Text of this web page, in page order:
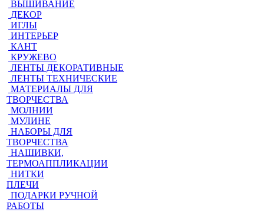
ВЫШИВАНИЕ
ДЕКОР
ИГЛЫ
ИНТЕРЬЕР
КАНТ
КРУЖЕВО
ЛЕНТЫ ДЕКОРАТИВНЫЕ
ЛЕНТЫ ТЕХНИЧЕСКИЕ
МАТЕРИАЛЫ ДЛЯ
ТВОРЧЕСТВА
МОЛНИИ
МУЛИНЕ
НАБОРЫ ДЛЯ
ТВОРЧЕСТВА
НАШИВКИ,
ТЕРМОАППЛИКАЦИИ
НИТКИ
ПЛЕЧИ
ПОДАРКИ РУЧНОЙ
РАБОТЫ